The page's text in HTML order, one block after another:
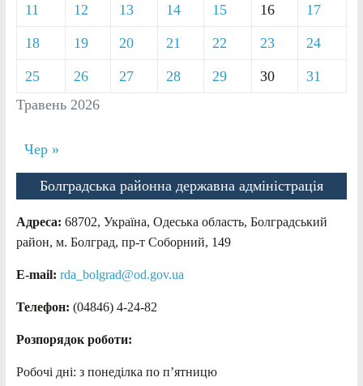
Травень 2026
11 12 13 14 15 16 17
18 19 20 21 22 23 24
25 26 27 28 29 30 31
Чер »
Болградська районна державна адміністрація
Адреса: 68702, Україна, Одеська область, Болградський
район, м. Болград, пр-т Соборний, 149
E-mail: rda_bolgrad@od.gov.ua
Телефон: (04846) 4-24-82
Розпорядок роботи:
Робочі дні: з понеділка по п’ятницю